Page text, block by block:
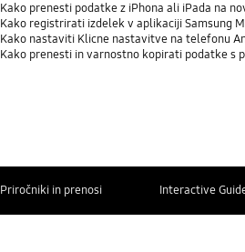
Kako prenesti podatke z iPhona ali iPada na
Kako registrirati izdelek v aplikaciji Samsung
Kako nastaviti Klicne nastavitve na telefonu
Kako prenesti in varnostno kopirati podatke s
Priročniki in prenosi Interactive